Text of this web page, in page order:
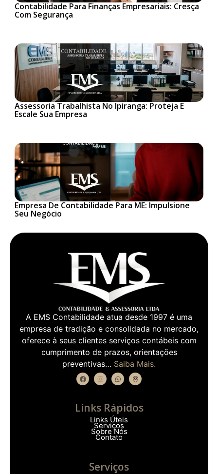
Contabilidade Para Finanças Empresariais: Cresça
Com Segurança
Assessoria Trabalhista No Ipiranga: Proteja E
Escale Sua Empresa
Empresa De Contabilidade Para ME: Impulsione
Seu Negócio
A EMS Contabilidade atua desde 1997 é uma
empresa de tradição e consolidada no mercado,
oferece à seus clientes serviços contábeis com
cumprimento de prazos, orientações
preventivas… Saiba Mais.
Links Rápidos
Links Úteis
Serviços
Sobre Nós
Contato
Serviços